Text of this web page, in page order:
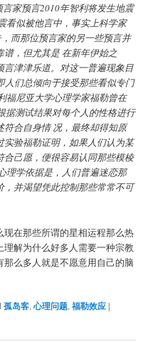
家预言2010年智利将发生地震
看似被他言中，事实上科学家
而那位预言家的另一些预言并
谱，但尤其是 在新年伊始之
津津乐道。对这一普遍现象目
人们总倾向于接受那些看似专门
福尼亚大学心理学家福勒曾在
据测试结果对每个人的性格进行
合自身情 况，最终却得知原
验福勒证明，如果人们认为某
己愿，便很容易认同那些模棱
理学依据是，人们普遍迷恋那
并渴望凭此控制那些常常不可
在那些所谓的星相运程那么热
解为什么好多人需要一种宗教
么多人就是不愿意用自己的脑
孤岛客,心理问题,福勒效应 |